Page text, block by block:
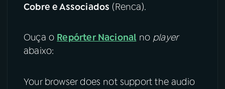
YouTube Facebook
Cobre e Associados (Renca).
Ouça o Repórter Nacional no player
abaixo:
Your browser does not support the audio